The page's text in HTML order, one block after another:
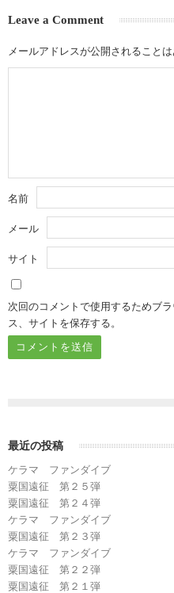
Leave a Comment
メールアドレスが公開されることは
名前
メール
サイト
次回のコメントで使用するためブ
ス、サイトを保存する。
最近の投稿
ケラマ ファンダイブ
粟国遠征 第２５弾
粟国遠征 第２４弾
ケラマ ファンダイブ
粟国遠征 第２３弾
ケラマ ファンダイブ
粟国遠征 第２２弾
粟国遠征 第２１弾